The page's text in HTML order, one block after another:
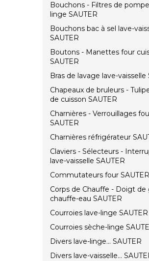
Bouchons - Filtres de
linge SAUTER
Bouchons bac à sel lave-
SAUTER
Boutons - Manettes four
SAUTER
Bras de lavage lave-vaisselle
Chapeaux de bruleurs -
de cuisson SAUTER
Charnières - Verrouillages
SAUTER
Charnières réfrigérateur
Claviers - Sélecteurs -
lave-vaisselle SAUTER
Commutateurs four SAUTER
Corps de Chauffe - Doigt de
chauffe-eau SAUTER
Courroies lave-linge SAUTER
Courroies sèche-linge
Divers lave-linge... SAUTER
Divers lave-vaisselle...